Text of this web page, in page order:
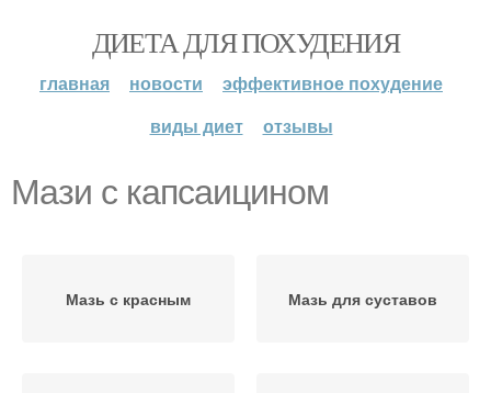
ДИЕТА ДЛЯ ПОХУДЕНИЯ
главная новости
эффективное похудение
виды диет
отзывы
Мази с капсаицином
Мазь с красным Мазь для суставов